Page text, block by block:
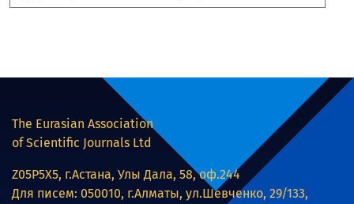
The Eurasian Association
of Scientific Journals Ltd
Z05P5X5, г.Астана, Улы Дала, 58, оф.244
Для писем: 050010, г.Алматы, ул.Шевченко, 29/133,